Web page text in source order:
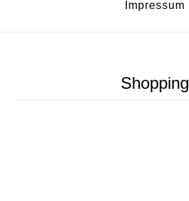
Impressum
Shopping